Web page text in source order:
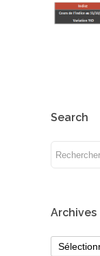
Search
Archives